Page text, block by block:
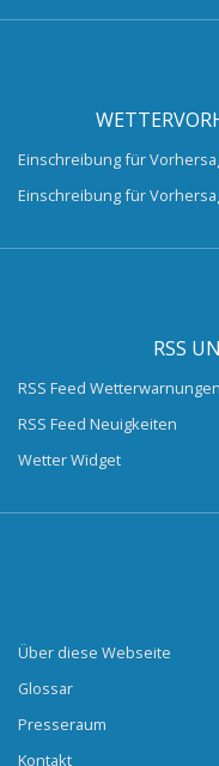
Einschreibung für
Einschreibung für
RSS
RSS Feed Wetterwarnungen
RSS Feed Neuigkeiten
Wetter Widget
Über diese Webseite
Glossar
Presseraum
Kontakt